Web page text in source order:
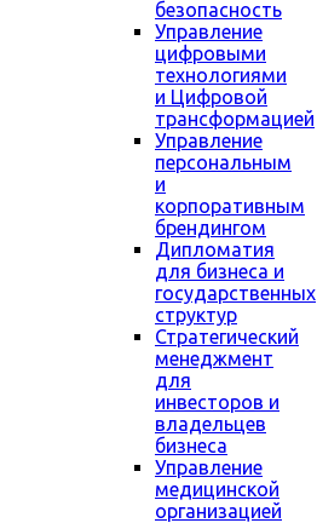
безопасность
Управление
цифровыми
технологиями
и Цифровой
трансформацией
Управление
персональным
и
корпоративным
брендингом
Дипломатия
для бизнеса и
государственных
структур
Стратегический
менеджмент
для
инвесторов и
владельцев
бизнеса
Управление
медицинской
организацией